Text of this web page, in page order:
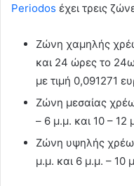
Periodos έχει τρεις
Ζώνη χαμηλής
και 24 ώρες το
με τιμή 0,091271
Ζώνη μεσαίας
– 6 μ.μ. και 10 –
Ζώνη υψηλής
μ.μ. και 6 μ.μ. – 10